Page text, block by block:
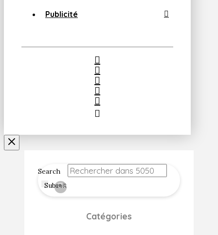
Publicité
Search
Submit
Clear
Catégories